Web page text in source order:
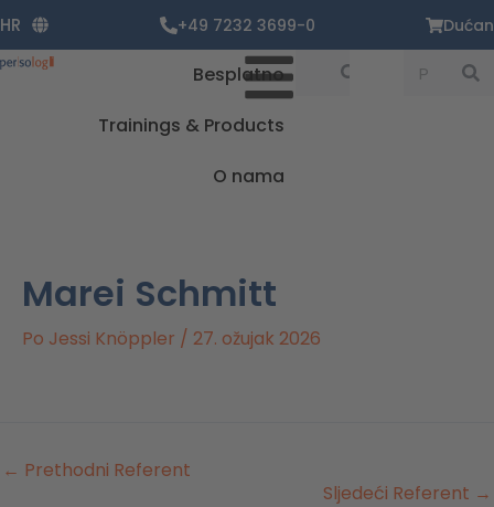
Inhalt
springen
HR +49 7232 3699-0 Dućan
Besplatno
Trainings & Products
O nama
Suche
Marei Schmitt
Po Jessi Knöppler / 27. ožujak 2026
← Prethodni Referent
Sljedeći Referent →